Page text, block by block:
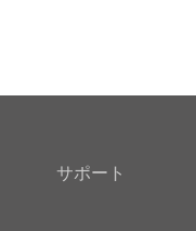
サポート